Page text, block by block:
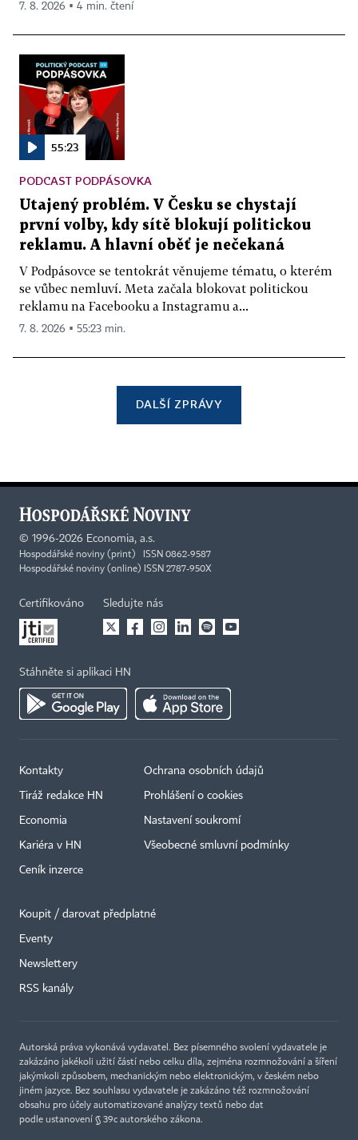
7. 8. 2026 ▪ 4 min. čtení
55:23
PODCAST PODPÁSOVKA
Utajený problém. V Česku se chystají
první volby, kdy sítě blokují politickou
reklamu. A hlavní oběť je nečekaná
V Podpásovce se tentokrát věnujeme tématu, o kterém
se vůbec nemluví. Meta začala blokovat politickou
reklamu na Facebooku a Instagramu a...
7. 8. 2026 ▪ 55:23 min.
DALŠÍ ZPRÁVY
© 1996-2026 Economia, a.s.
Hospodářské noviny (print) ISSN 0862-9587
Hospodářské noviny (online) ISSN 2787-950X
Certifikováno Sledujte nás
Stáhněte si aplikaci HN
Kontakty
Tiráž redakce HN
Economia
Kariéra v HN
Ceník inzerce
Ochrana osobních údajů
Prohlášení o cookies
Nastavení soukromí
Všeobecné smluvní podmínky
Koupit / darovat předplatné
Eventy
Newslettery
RSS kanály
Autorská práva vykonává vydavatel. Bez písemného svolení vydavatele je
zakázáno jakékoli užití částí nebo celku díla, zejména rozmnožování a šíření
jakýmkoli způsobem, mechanickým nebo elektronickým, v českém nebo
jiném jazyce. Bez souhlasu vydavatele je zakázáno též rozmnožování
obsahu pro účely automatizované analýzy textů nebo dat
podle ustanovení § 39c autorského zákona.